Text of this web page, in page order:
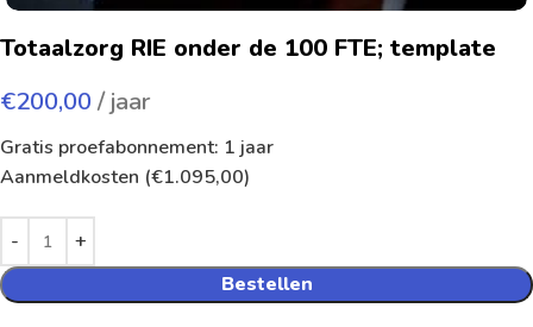
Totaalzorg RIE onder de 100 FTE; template
€200,00 / jaar
Gratis proefabonnement: 1 jaar
Aanmeldkosten (€1.095,00)
Bestellen